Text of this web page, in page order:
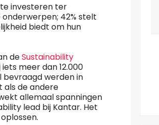
investeren ter
42% stelt
biedt om hun
deSustainability
meer dan 12.000
bevraagd werden in
als de andere
allemaal spanningen
lead bij Kantar. Het